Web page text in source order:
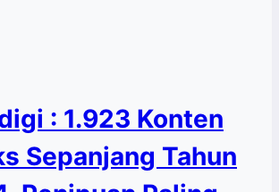
: 1.923 Konten
Sepanjang Tahun